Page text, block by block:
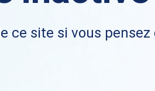
ce site si vous